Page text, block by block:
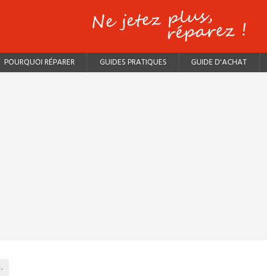
POURQUOI RÉPARER GUIDES PRATIQUES GUIDE D'ACHAT
-